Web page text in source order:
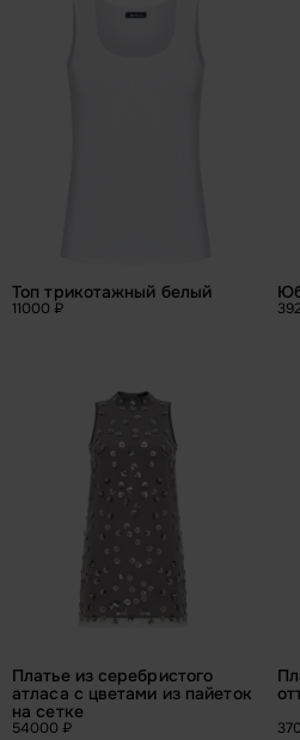
Топ трикотажный белый
11000 ₽
Платье из серебристого
атласа с цветами из пайеток
на сетке
54000 ₽